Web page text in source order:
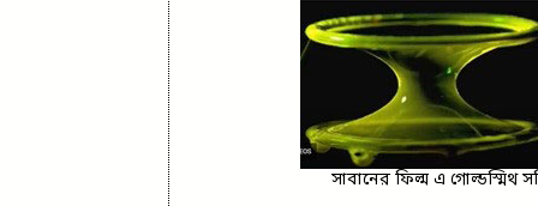
সাবানের ফিল্ম এ